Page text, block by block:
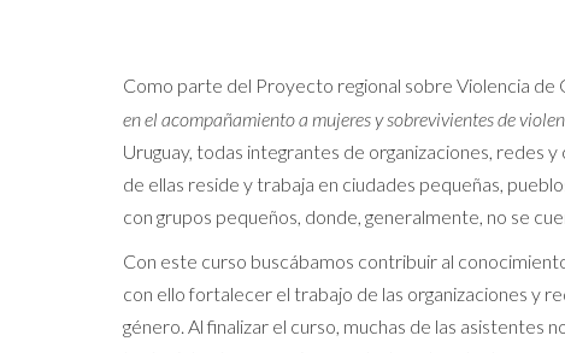
Como parte del Proyecto regional sobre Violencia de
en el acompañamiento a mujeres y sobrevivientes de
Uruguay, todas integrantes de organizaciones, redes
de ellas reside y trabaja en ciudades pequeñas,
con grupos pequeños, donde, generalmente, no se
Con este curso buscábamos contribuir al
con ello fortalecer el trabajo de las organizaciones y
género. Al finalizar el curso, muchas de las